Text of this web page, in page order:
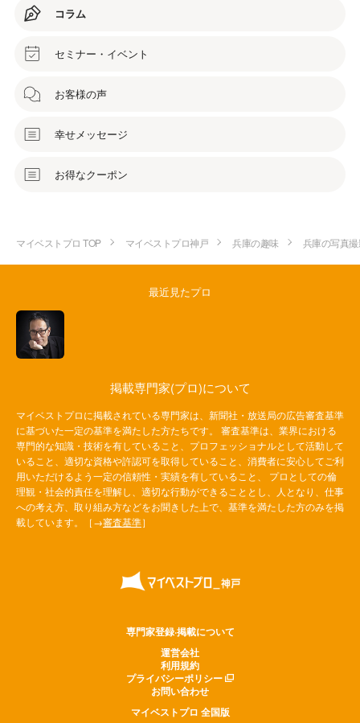
コラム
セミナー・イベント
お客様の声
幸せメッセージ
お得なクーポン
マイベストプロ TOP マイベストプロ神戸 兵庫の趣味 兵庫の写真
最近見たプロ
掲載専門家(プロ)について
マイベストプロに掲載されている専門家は、新聞社・放送局の広告審査基準
に基づいた一定の基準を満たした方たちです。 審査基準は、業界における
専門的な知識・技術を有していること、プロフェッショナルとして活動して
いること、適切な資格や許認可を取得していること、消費者に安心してご利
用いただけるよう一定の信頼性・実績を有していること、 プロとしての倫
理観・社会的責任を理解し、適切な行動ができることとし、人となり、仕事
への考え方、取り組み方などをお聞きした上で、基準を満たした方のみを掲
載しています。［→審査基準］
専門家登録·掲載について
運営会社
利用規約
プライバシーポリシー
お問い合わせ
マイベストプロ 全国版